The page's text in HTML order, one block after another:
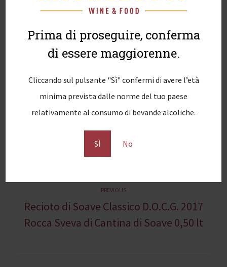
Prima di proseguire, conferma
di essere maggiorenne.
Cliccando sul pulsante "Sì" confermi di avere l’età
minima prevista dalle norme del tuo paese
relativamente al consumo di bevande alcoliche.
SÌ No
PREVIOUSPrevious
post:
Recioto di Soave Classico D.O.C.G. 2017
Rocca Sveva di Cantina di Soave 0,50 lt